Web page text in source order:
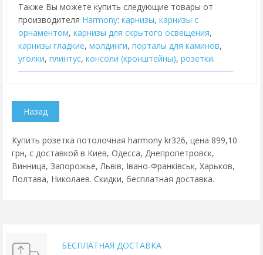
Также Вы можете купить следующие товары от
производителя Harmony: карнизы, карнизы с
орнаментом, карнизы для скрытого освещения,
карнизы гладкие, молдинги, порталы для каминов,
уголки, плинтус, консоли (кронштейны), розетки.
Купить розетка потолочная harmony kr326, цена 899,10
грн, с доставкой в Киев, Одесса, Днепропетровск,
Винница, Запорожье, Львів, Івано-Франківськ, Харьков,
Полтава, Николаев. Скидки, бесплатная доставка.
БЕСПЛАТНАЯ ДОСТАВКА